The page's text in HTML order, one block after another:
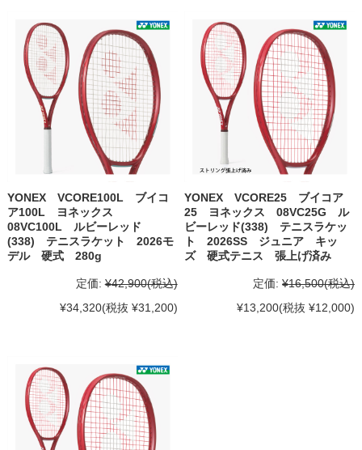
YONEX VCORE100L ブイコ
ア100L ヨネックス
08VC100L ルビーレッド
(338) テニスラケット 2026モ
デル 硬式 280g
定価: ¥42,900(税込)
¥34,320(税抜 ¥31,200)
YONEX VCORE25 ブイコア
25 ヨネックス 08VC25G ル
ビーレッド(338) テニスラケッ
ト 2026SS ジュニア キッ
ズ 硬式テニス 張上げ済み
定価: ¥16,500(税込)
¥13,200(税抜 ¥12,000)